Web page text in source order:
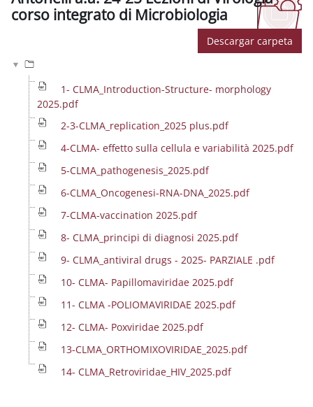
corso integrato di Microbiologia
Descargar carpeta
1- CLMA_Introduction-Structure- morphology
2025.pdf
2-3-CLMA_replication_2025 plus.pdf
4-CLMA- effetto sulla cellula e variabilità 2025.pdf
5-CLMA_pathogenesis_2025.pdf
6-CLMA_Oncogenesi-RNA-DNA_2025.pdf
7-CLMA-vaccination 2025.pdf
8- CLMA_principi di diagnosi 2025.pdf
9- CLMA_antiviral drugs - 2025- PARZIALE .pdf
10- CLMA- Papillomaviridae 2025.pdf
11- CLMA -POLIOMAVIRIDAE 2025.pdf
12- CLMA- Poxviridae 2025.pdf
13-CLMA_ORTHOMIXOVIRIDAE_2025.pdf
14- CLMA_Retroviridae_HIV_2025.pdf